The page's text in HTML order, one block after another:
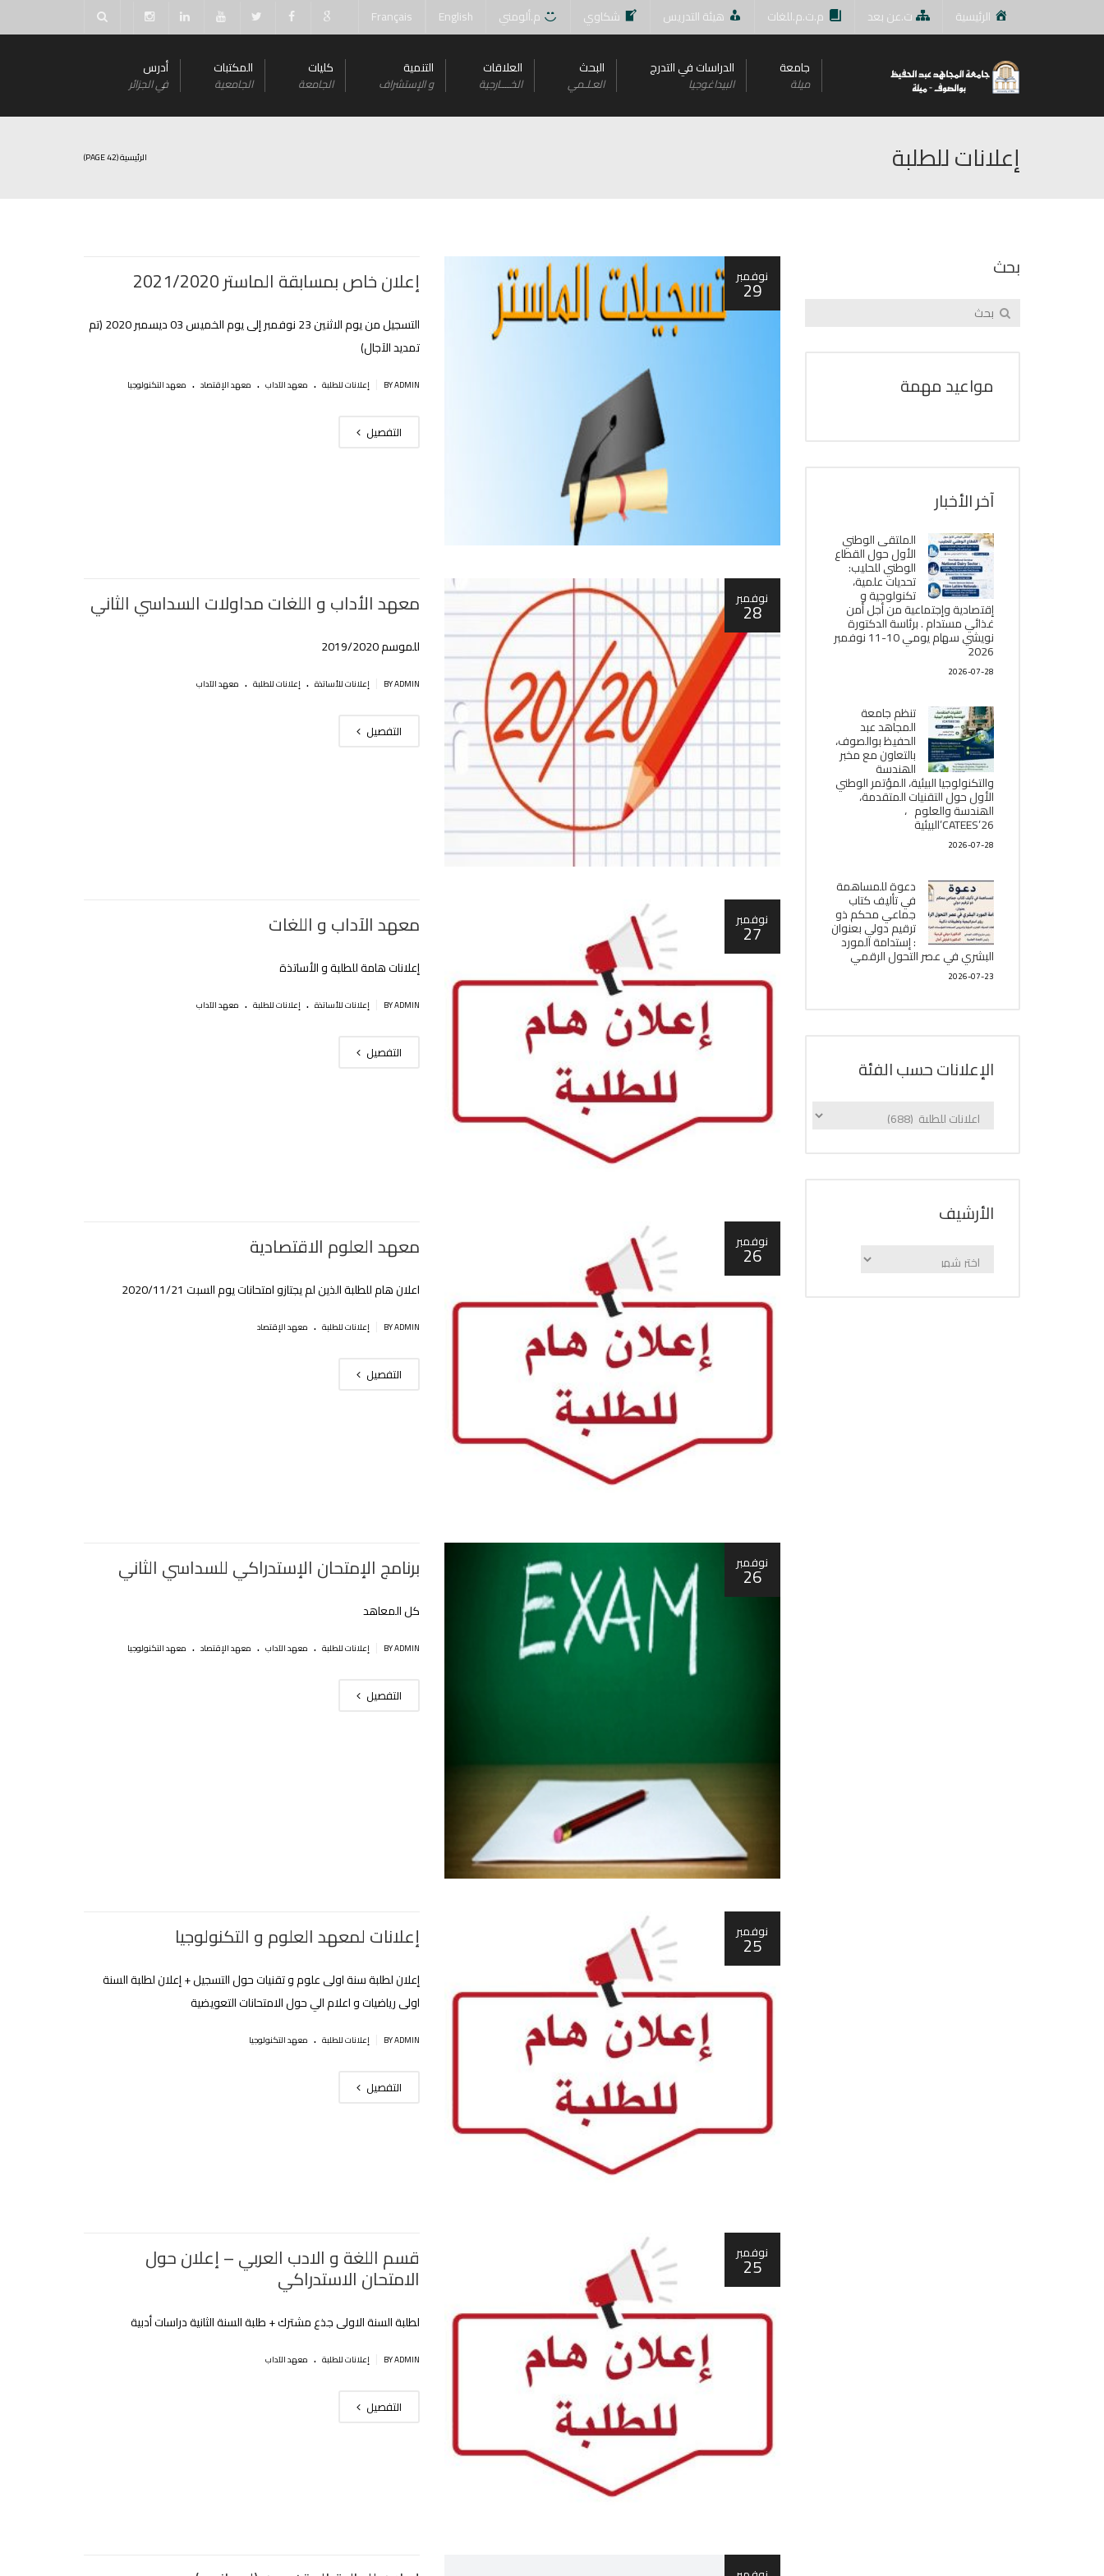
الرئيسية ت.عن بعد م.ت.م.للغات هيئة التدريس شكاوي م.ألومني English
Français
جامعة
ميلة
الدراسات في التدرج
البيداغوجيا
البحث
العـلـمي
العلاقات
الخــــارجية
التنمية
و اﻹستشراف
كليات
الجامعة
المكتبات
الجامعية
أدرس
في الجزائر
إعلانات للطلبة الرئيسية(PAGE 42)
نوفمبر
29 إعلان خاص بمسابقة الماستر 2021/2020
التسجيل من يوم الاثنين 23 نوفمبر إلى يوم الخميس 03 ديسمبر 2020 (تم
تمديد الآجال)
BY ADMIN إعلانات للطلبة . معهد الآداب . معهد الإقتصاد . معهد التكنولوجيا
التفصيل
نوفمبر
28 معهد اﻷداب و اللغات مداولات السداسي الثاني
للموسم 2019/2020
BY ADMIN إعلانات للأساتذة . إعلانات للطلبة . معهد الآداب
التفصيل
نوفمبر
27 معهد الآداب و اللغات
إعلانات هامة للطلبة و اﻷساتذة
BY ADMIN إعلانات للأساتذة . إعلانات للطلبة . معهد الآداب
التفصيل
نوفمبر
26 معهد العلوم الاقتصادية
اعلان هام للطلبة الذين لم يجتازو امتحانات يوم السبت 2020/11/21
BY ADMIN إعلانات للطلبة . معهد الإقتصاد
التفصيل
نوفمبر
26 برنامج اﻹمتحان اﻹستدراكي للسداسي الثاني
كل المعاهد
BY ADMIN إعلانات للطلبة . معهد الآداب . معهد الإقتصاد . معهد التكنولوجيا
التفصيل
نوفمبر
25 إعلانات لمعهد العلوم و التكنولوجيا
إعلان لطلبة سنة اولى علوم و تقنيات حول التسجيل + إعلان لطلبة السنة
اولى رياضيات و اعلام الي حول الامتحانات التعويضية
BY ADMIN إعلانات للطلبة . معهد التكنولوجيا
التفصيل
نوفمبر
25 قسم اللغة و الادب العربي – إعلان حول
الامتحان الاستدراكي
لطلبة السنة الاولى جذع مشترك + طلبة السنة الثانية دراسات أدبية
BY ADMIN إعلانات للطلبة . معهد الآداب
التفصيل
بحث
مواعيد مهمة
آخر الأخبار
الملتقى الوطني
الأول حول القطاع
الوطني للحليب:
تحديات علمية،
تكنولوجية و
إقتصادية وإجتماعية من أجل أمن
غذائي مستدام . برئاسة الدكتورة
نويشي سهام يومي 10-11 نوفمبر
2026
2026-07-28
تنظم جامعة
المجاهد عبد
الحفيظ بوالصوف،
بالتعاون مع مخبر
الھندسة
والتكنولوجيا البیئیة، المؤتمر الوطني
الأول حول التقنيات المتقدمة،
الھندسة والعلوم ،
CATEES’26’البیئية
2026-07-28
دعوة للمساهمة
في تأليف كتاب
جماعي محكم ذو
ترقيم دولي بعنوان
: إستدامة المورد
البشري في عصر التحول الرقمي
2026-07-23
الإعلانات حسب الفئة
الإعلانات
اﻷرشيف
اﻷرشيف